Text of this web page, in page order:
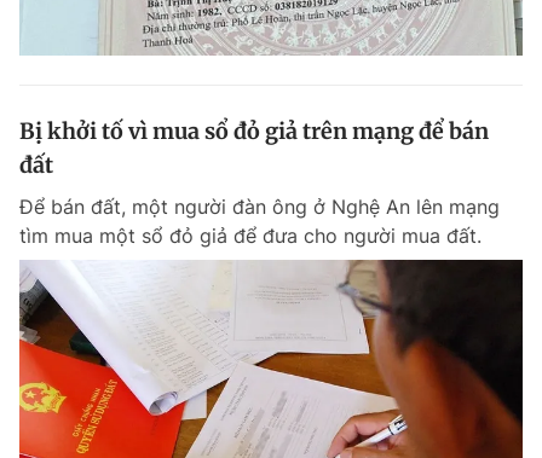
Bị khởi tố vì mua sổ đỏ giả trên mạng để bán
đất
Để bán đất, một người đàn ông ở Nghệ An lên mạng
tìm mua một sổ đỏ giả để đưa cho người mua đất.